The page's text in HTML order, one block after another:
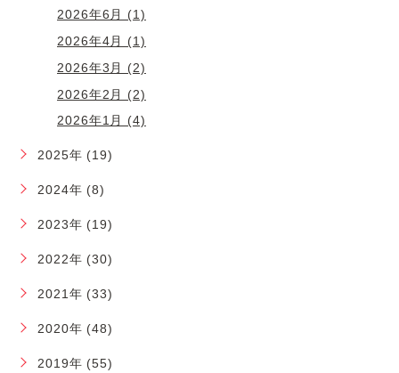
2026年6月 (1)
2026年4月 (1)
2026年3月 (2)
2026年2月 (2)
2026年1月 (4)
2025年 (19)
2024年 (8)
2023年 (19)
2022年 (30)
2021年 (33)
2020年 (48)
2019年 (55)